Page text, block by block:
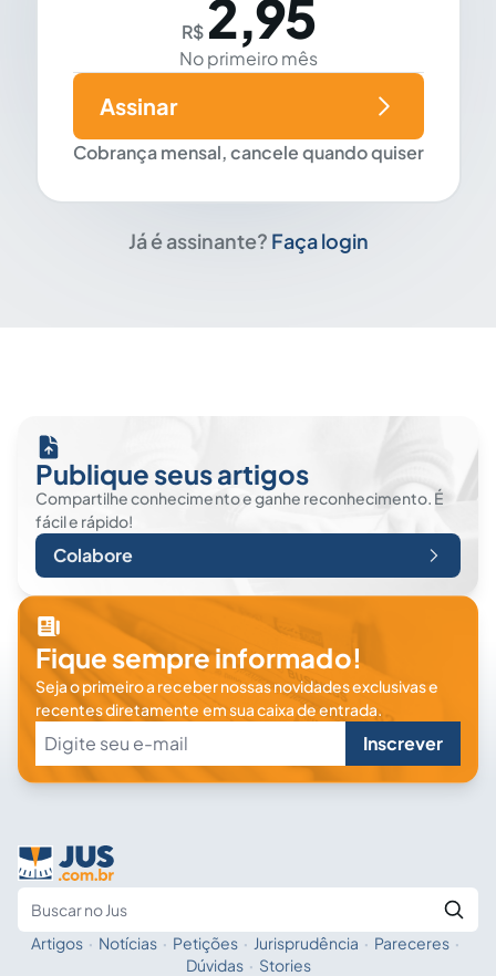
R$ 2,95
No primeiro mês
Cobrança mensal, cancele quando quiser
Assinar
Já é assinante? Faça login
Publique seus artigos
Compartilhe conhecimento e ganhe reconhecimento. É
fácil e rápido!
Colabore
Fique sempre informado!
Seja o primeiro a receber nossas novidades exclusivas e
recentes diretamente em sua caixa de entrada.
Inscrever
Fale com a IA
Artigos · Notícias · Petições · Jurisprudência · Pareceres ·
Dúvidas · Stories